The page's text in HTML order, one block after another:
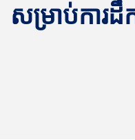
សម្រាប់ការដឹ